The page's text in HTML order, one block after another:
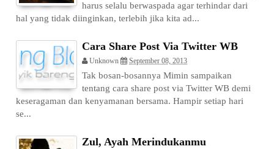
harus selalu berwaspada agar terhindar dari
hal yang tidak diinginkan, terlebih jika kita ad...
Cara Share Post Via Twitter WB
Unknown September 08, 2013
Tak bosan-bosannya Mimin sampaikan
tentang cara share post via Twitter WB demi
keseragaman dan kenyamanan bersama. Hampir setiap hari
se...
Zul, Ayah Merindukanmu